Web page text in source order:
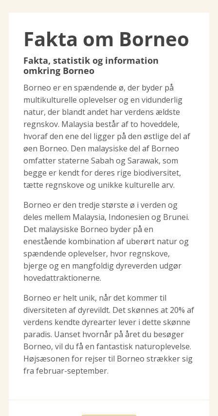
Fakta om Borneo
Fakta, statistik og information
omkring Borneo
Borneo er en spændende ø, der byder på
multikulturelle oplevelser og en vidunderlig
natur, der blandt andet har verdens ældste
regnskov. Malaysia består af to hoveddele,
hvoraf den ene del ligger på den østlige del af
øen Borneo. Den malaysiske del af Borneo
omfatter staterne Sabah og Sarawak, som
begge er kendt for deres rige biodiversitet,
tætte regnskove og unikke kulturelle arv.
Borneo er den tredje største ø i verden og
deles mellem Malaysia, Indonesien og Brunei.
Det malaysiske Borneo byder på en
enestående kombination af uberørt natur og
spændende oplevelser, hvor regnskove,
bjerge og en mangfoldig dyreverden udgør
hovedattraktionerne.
Borneo er helt unik, når det kommer til
diversiteten af dyrevildt. Det skønnes at 20% af
verdens kendte dyrearter lever i dette skønne
paradis. Uanset hvornår på året du besøger
Borneo, vil du få en fantastisk naturoplevelse.
Højsæsonen for rejser til Borneo strækker sig
fra februar-september.